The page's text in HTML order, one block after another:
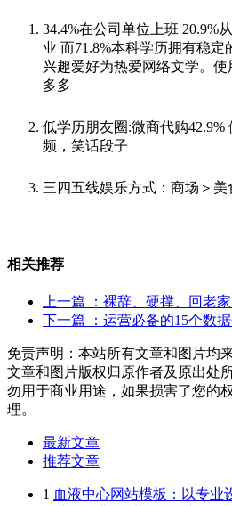
34.4%在公司单位上班 20.9%
业 而71.8%本科学历拥有稳定
兴趣爱好为热爱网络文学。
多多
低学历朋友圈:微商代购42.9%
频，笑话段子
三四五线娱乐方式：商场＞
相关推荐
上一篇
：裸辞、硬撑、回老
下一篇
：运营必备的15个数
免责声明：本站所有文章和图片均
文章和图片版权归原作者及原出处
勿用于商业用途，如果损害了您的
理。
最新文章
推荐文章
1 血液中心网站模板：以专业